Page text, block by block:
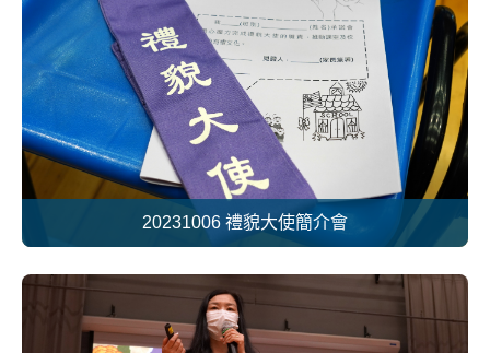
20231006 禮貌大使簡介會